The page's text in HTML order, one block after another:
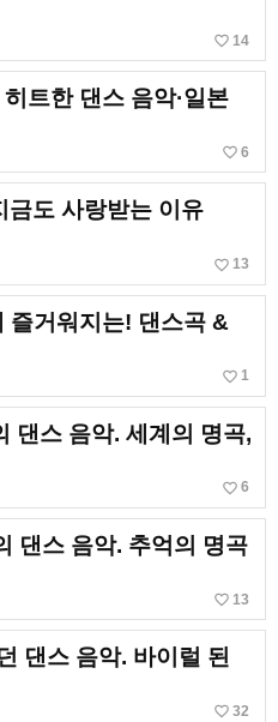
favorite_border 14
트한 댄스 음악·일본
favorite_border 6
금도 사랑받는 이유
favorite_border 13
즐거워지는! 댄스곡 &
favorite_border 1
댄스 음악. 세계의 명곡,
favorite_border 6
댄스 음악. 추억의 명곡
favorite_border 13
댄스 음악. 바이럴 된
favorite_border 32